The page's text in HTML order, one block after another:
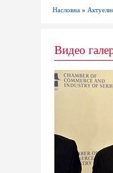
Насловна »
Видео